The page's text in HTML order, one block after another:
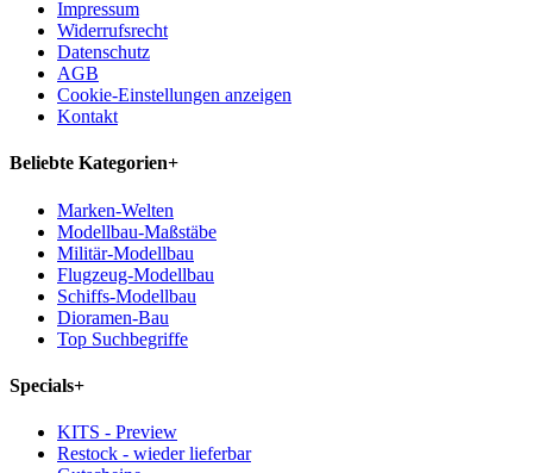
Impressum
Widerrufsrecht
Datenschutz
AGB
Cookie-Einstellungen anzeigen
Kontakt
Beliebte Kategorien+
Marken-Welten
Modellbau-Maßstäbe
Militär-Modellbau
Flugzeug-Modellbau
Schiffs-Modellbau
Dioramen-Bau
Top Suchbegriffe
Specials+
KITS - Preview
Restock - wieder lieferbar